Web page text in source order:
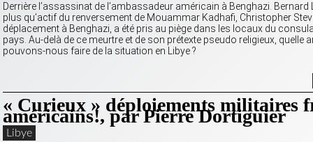
Derrière l’assassinat de l’ambassadeur américain à Benghazi. Bernard
plus qu’actif du renversement de Mouammar Kadhafi, Christopher
déplacement à Benghazi, a été pris au piège dans les locaux du
pays. Au-delà de ce meurtre et de son prétexte pseudo religieux, quelle
pouvons-nous faire de la situation en Libye ?
« Curieux » déploiements militaires
américains!, par Pierre Dortiguier
Libye